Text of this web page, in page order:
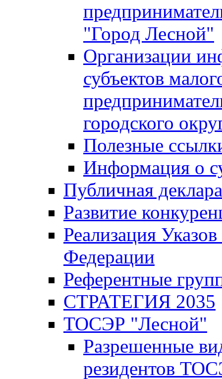
"Город Лесной"
Организации
субъектов
городского
Полезные
Информация о
Публичная
Развитие
Реализация
Федерации
Референтные
СТРАТЕГИЯ 2035
ТОСЭР "Лесной"
Разрешенные
резидентов